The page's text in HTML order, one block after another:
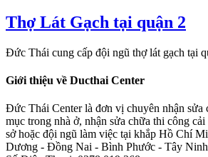
Thợ Lát Gạch tại quận 2
Đức Thái cung cấp đội ngũ thợ lát gạch tại
Giới thiệu về Ducthai Center
Đức Thái Center là đơn vị chuyên nhận sửa
mục trong nhà ở, nhận sửa chữa thi công
sở hoặc đội ngũ làm việc tại khắp Hồ Chí
Dương - Đồng Nai - Bình Phước - Tây Ninh